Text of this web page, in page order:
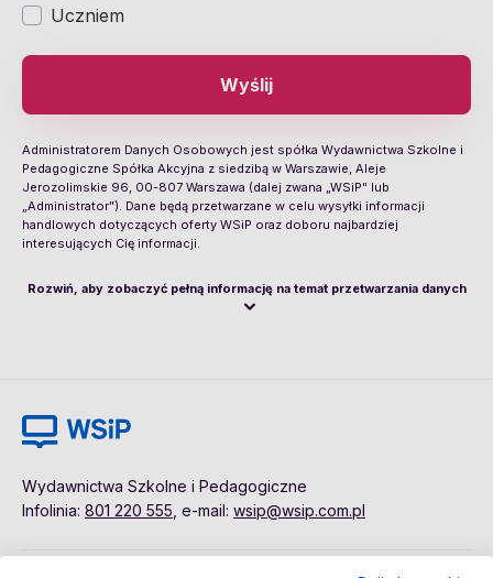
Uczniem
Wyślij
Administratorem Danych Osobowych jest spółka Wydawnictwa Szkolne i
Pedagogiczne Spółka Akcyjna z siedzibą w Warszawie, Aleje
Jerozolimskie 96, 00-807 Warszawa (dalej zwana „WSiP" lub
„Administrator”). Dane będą przetwarzane w celu wysyłki informacji
handlowych dotyczących oferty WSiP oraz doboru najbardziej
interesujących Cię informacji.
Rozwiń, aby zobaczyć pełną informację na temat przetwarzania danych
Wydawnictwa Szkolne i Pedagogiczne
Infolinia: 801 220 555 , e-mail: wsip@wsip.com.pl